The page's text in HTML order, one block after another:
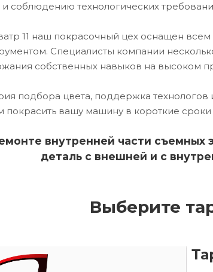
и соблюдению технологических
11 наш покрасочный цех оснащен
Специалисты компании
собственных навыков на высоком
подбора цвета, поддержка
покрасить вашу машину в короткие
внутренней части съемных
деталь с внешней и с
Выберите